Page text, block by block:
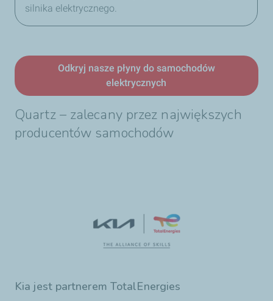
silnika elektrycznego.
Odkryj nasze płyny do samochodów
elektrycznych
Quartz – zalecany przez największych
producentów samochodów
Kia jest partnerem TotalEnergies